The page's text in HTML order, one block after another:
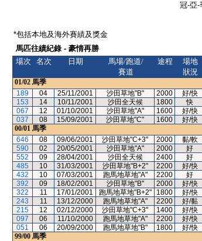
冠-亞-
*包括本地及海外賽績及獎金
馬匹往績紀錄 - 豪情再勝
場次
名次 日期
馬場/跑道/
賽道
途程
場地
狀況
01/02 馬季
189
04 25/11/2001 沙田草地"B" 2000 好/快
153
14 10/11/2001 沙田全天候 1800 快
067
12 01/10/2001 沙田草地"A" 1600 好/快
037
08 15/09/2001 沙田草地"C" 1600 好/快
00/01 馬季
646
08 09/06/2001 沙田草地"C+3" 2000 黏/軟
590
02 20/05/2001 沙田草地"A" 2000 好
552
09 28/04/2001 沙田全天候 2400 好
485
10 31/03/2001 沙田草地"B+2" 2200 好/快
432
10 07/03/2001 跑馬地草地"A" 2200 好
392
09 18/02/2001 沙田草地"B" 2000 好/快
322
11 17/01/2001 跑馬地草地"B+2" 1800 好/快
243
11 13/12/2000 跑馬地草地"A" 2200 好/黏
215
12 02/12/2000 沙田草地"C+3" 1400 好/快
097
06 11/10/2000 跑馬地草地"A" 2200 好/快
051
06 20/09/2000 跑馬地草地"B" 1800 好/快
99/00 馬季